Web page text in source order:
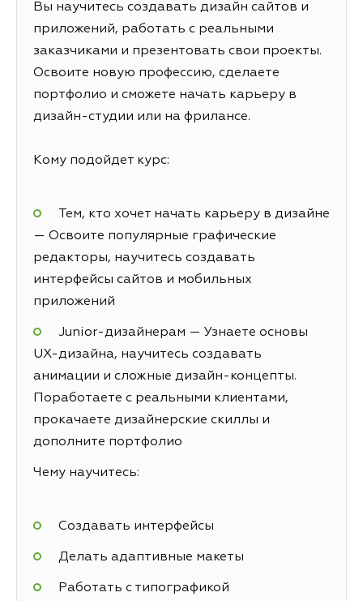
Вы научитесь создавать дизайн сайтов и
приложений, работать с реальными
заказчиками и презентовать свои проекты.
Освоите новую профессию, сделаете
портфолио и сможете начать карьеру в
дизайн-студии или на фрилансе.
Кому подойдет курс:
Тем, кто хочет начать карьеру в дизайне
— Освоите популярные графические
редакторы, научитесь создавать
интерфейсы сайтов и мобильных
приложений
Junior-дизайнерам — Узнаете основы
UX-дизайна, научитесь создавать
анимации и сложные дизайн-концепты.
Поработаете с реальными клиентами,
прокачаете дизайнерские скиллы и
дополните портфолио
Чему научитесь:
Создавать интерфейсы
Делать адаптивные макеты
Работать с типографикой